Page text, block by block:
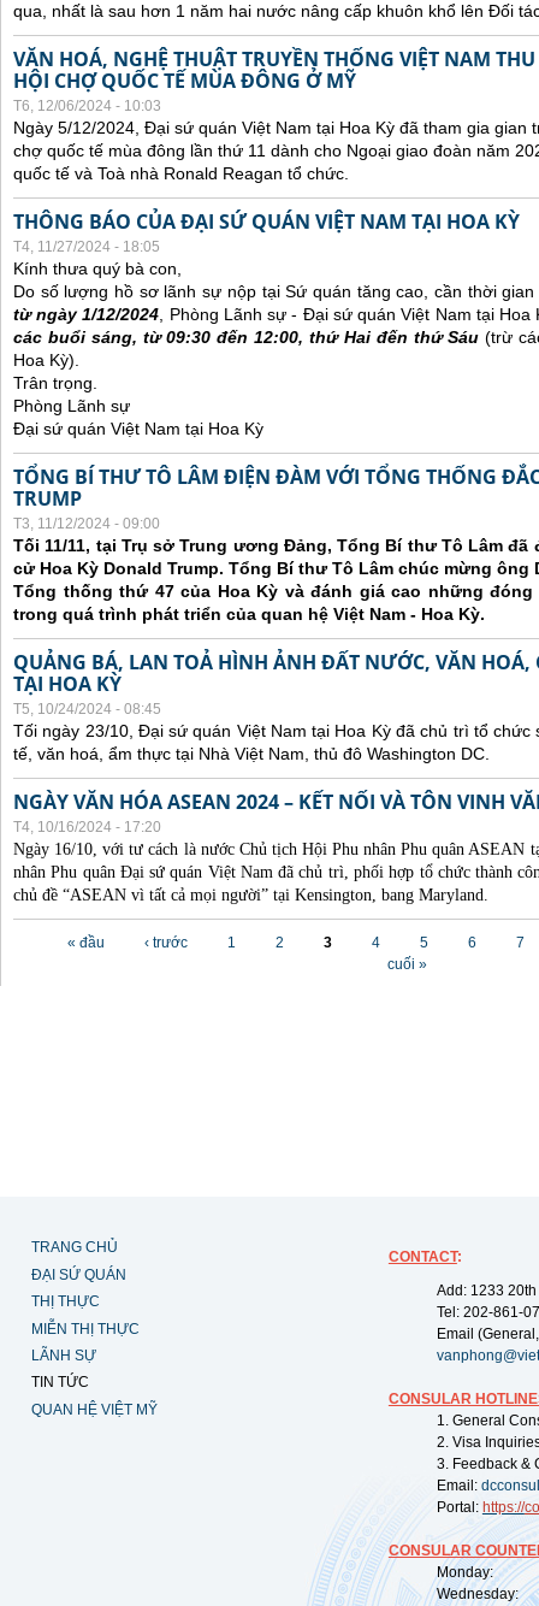
qua, nhất là sau hơn 1 năm hai nước nâng cấp khuôn khổ lên Đối
VĂN HOÁ, NGHỆ THUẬT TRUYỀN THỐNG VIỆT NAM
HỘI CHỢ QUỐC TẾ MÙA ĐÔNG Ở MỸ
T6, 12/06/2024 - 10:03
Ngày 5/12/2024, Đại sứ quán Việt Nam tại Hoa Kỳ đã tham gia gian
chợ quốc tế mùa đông lần thứ 11 dành cho Ngoại giao đoàn năm
quốc tế và Toà nhà Ronald Reagan tổ chức.
THÔNG BÁO CỦA ĐẠI SỨ QUÁN VIỆT NAM TẠI HOA KỲ
T4, 11/27/2024 - 18:05
Kính thưa quý bà con,
Do số lượng hồ sơ lãnh sự nộp tại Sứ quán tăng cao, cần thời
từ ngày 1/12/2024 , Phòng Lãnh sự - Đại sứ quán Việt Nam tại
các buổi sáng, từ 09:30 đến 12:00, thứ Hai đến thứ Sáu (trừ
Hoa Kỳ).
Trân trọng.
Phòng Lãnh sự
Đại sứ quán Việt Nam tại Hoa Kỳ
TỔNG BÍ THƯ TÔ LÂM ĐIỆN ĐÀM VỚI TỔNG THỐNG
TRUMP
T3, 11/12/2024 - 09:00
Tối 11/11, tại Trụ sở Trung ương Đảng, Tổng Bí thư Tô Lâm
cử Hoa Kỳ Donald Trump. Tổng Bí thư Tô Lâm chúc mừng ông
Tổng thống thứ 47 của Hoa Kỳ và đánh giá cao những
trong quá trình phát triển của quan hệ Việt Nam - Hoa Kỳ.
QUẢNG BÁ, LAN TOẢ HÌNH ẢNH ĐẤT NƯỚC, VĂN HOÁ,
TẠI HOA KỲ
T5, 10/24/2024 - 08:45
Tối ngày 23/10, Đại sứ quán Việt Nam tại Hoa Kỳ đã chủ trì tổ
tế, văn hoá, ẩm thực tại Nhà Việt Nam, thủ đô Washington DC.
NGÀY VĂN HÓA ASEAN 2024 – KẾT NỐI VÀ TÔN VINH
T4, 10/16/2024 - 17:20
Ngày 16/10, với tư cách là nước Chủ tịch Hội Phu nhân Phu quân ASEAN
nhân Phu quân Đại sứ quán Việt Nam đã chủ trì, phối hợp tổ chức thành
chủ đề “ASEAN vì tất cả mọi người” tại Kensington, bang Maryland.
« đầu ‹ trước 1 2 3 4 5 6
7
cuối »
TRANG CHỦ
ĐẠI SỨ QUÁN
THỊ THỰC
MIỄN THỊ THỰC
LÃNH SỰ
TIN TỨC
QUAN HỆ VIỆT MỸ
CONTACT:
Add: 1233
Tel: 202-861-
Email
CONSULAR
1. General
2. Visa
3. Feedback &
Email:
Portal: https://
CONSULAR
Monday:
Wednesday: